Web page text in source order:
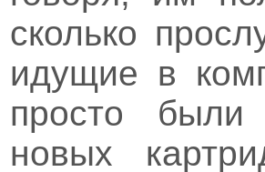
сколько
идущие в
просто были
новых